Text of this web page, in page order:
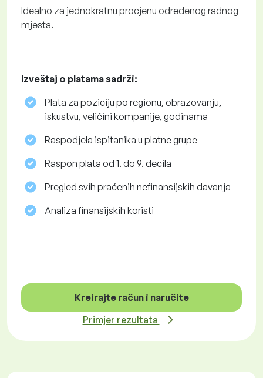
Idealno za jednokratnu procjenu određenog radnog
mjesta.
Izveštaj o platama sadrži:
Plata za poziciju po regionu, obrazovanju,
iskustvu, veličini kompanije, godinama
Raspodjela ispitanika u platne grupe
Raspon plata od 1. do 9. decila
Pregled svih praćenih nefinansijskih davanja
Analiza finansijskih koristi
Kreirajte račun i naručite
Primjer rezultata